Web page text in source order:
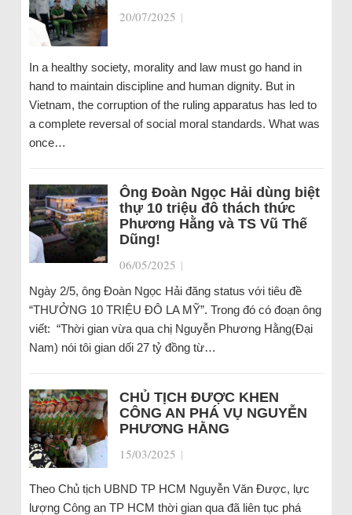
20/07/2025 |
In a healthy society, morality and law must go hand in
hand to maintain discipline and human dignity. But in
Vietnam, the corruption of the ruling apparatus has led to
a complete reversal of social moral standards. What was
once…
Ông Đoàn Ngọc Hải dùng biệt
thự 10 triệu đô thách thức
Phương Hằng và TS Vũ Thế
Dũng!
06/05/2025 |
Ngày 2/5, ông Đoàn Ngọc Hải đăng status với tiêu đề
“THƯỞNG 10 TRIỆU ĐÔ LA MỸ”. Trong đó có đoạn ông
viết: “Thời gian vừa qua chị Nguyễn Phương Hằng(Đại
Nam) nói tôi gian dối 27 tỷ đồng từ…
CHỦ TỊCH ĐƯỢC KHEN
CÔNG AN PHÁ VỤ NGUYỄN
PHƯƠNG HẰNG
15/03/2025 |
Theo Chủ tịch UBND TP HCM Nguyễn Văn Được, lực
lượng Công an TP HCM thời gian qua đã liên tục phá